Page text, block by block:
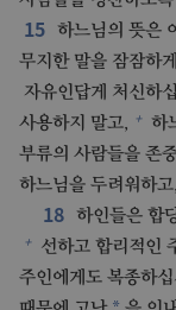
15 하느님의 뜻은
무지한 말을 잠잠하
자유인답게 처신하
사용하지 말고, + 하
부류의 사람들을 존
하느님을 두려워하고,
18 하인들은 합
+ 선하고 합리적인
주인에게도 복종하